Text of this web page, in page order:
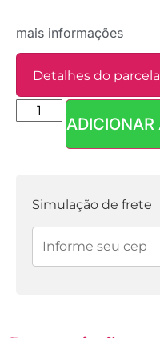
mais informações
Detalhes do
Parcelas:ADICIONAR
Simulação de frete